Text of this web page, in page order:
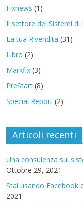
Fixnews (1)
Il settore dei Sistemi di
La tua Rivendita (31)
Libro (2)
Markfix (3)
PreStart (8)
Special Report (2)
Articoli recenti
Una consulenza sui
Ottobre 29, 2021
Stai usando Facebook
2021